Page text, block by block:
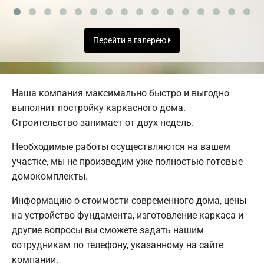
Перейти в галерею
Наша компания максимально быстро и выгодно
выполнит постройку каркасного дома.
Строительство занимает от двух недель.
Необходимые работы осуществляются на вашем
участке, мы не производим уже полностью готовые
домокомплекты.
Информацию о стоимости современного дома, цены
на устройство фундамента, изготовление каркаса и
другие вопросы вы сможете задать нашим
сотрудникам по телефону, указанному на сайте
компании.